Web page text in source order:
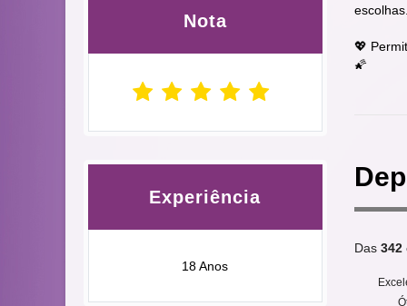
Nota
Experiência
18 Anos
💖
🌠
Das 342